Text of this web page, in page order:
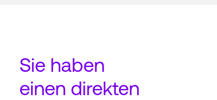
Sie haben
einen direkten